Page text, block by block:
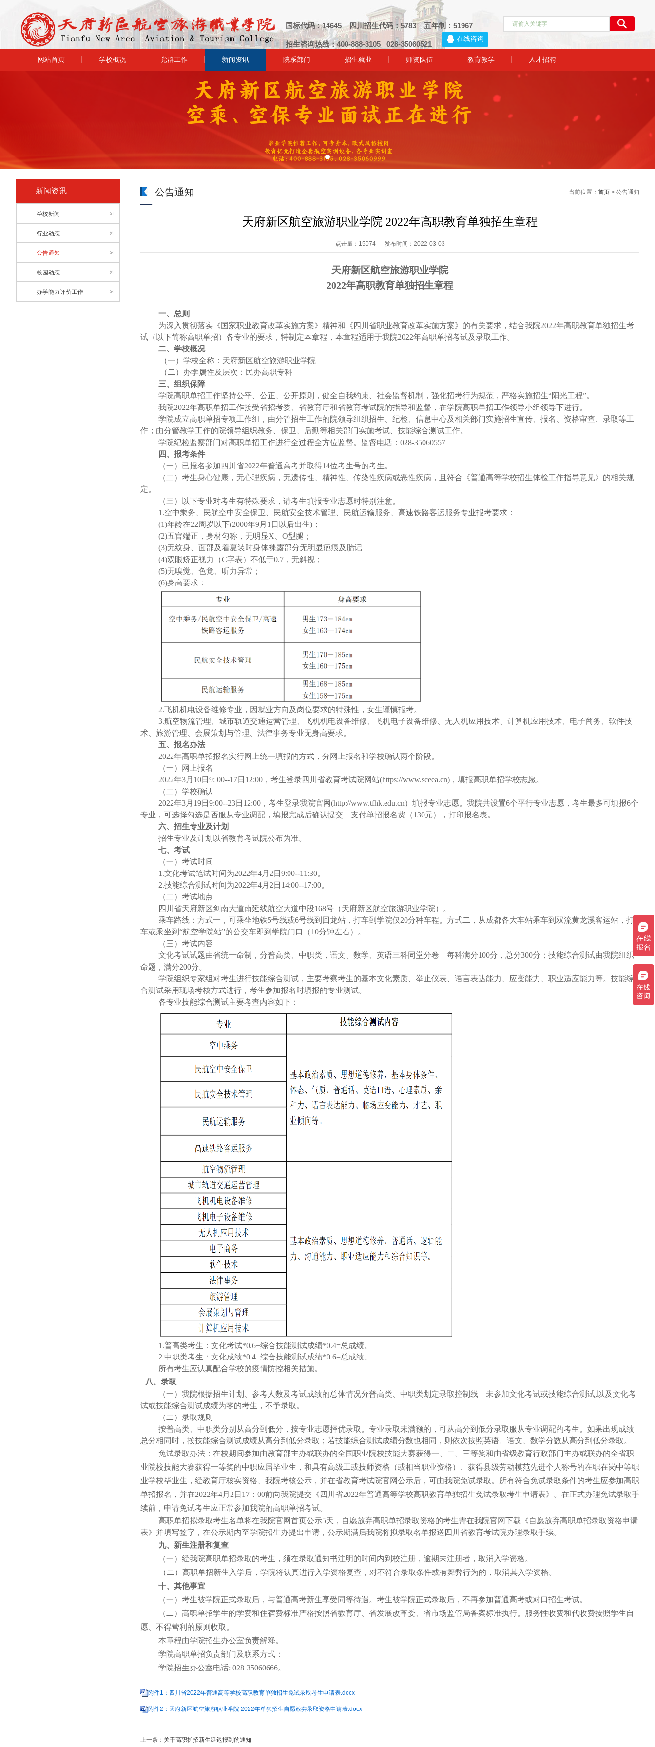
国标代码：14645 四川招生代码：5783 五年制：51967
招生咨询热线：400-888-3105 028-35060521
网站首页 学校概况 党群工作 新闻资讯 院系部门 招生就业 师资队伍 教育教学 人才招聘
新闻资讯
学校新闻
行业动态
公告通知
校园动态
办学能力评价工作
公告通知 当前位置： 首页 > 公告通知
天府新区航空旅游职业学院 2022年高职教育单独招生章程
点击量：15074 发布时间：2022-03-03
天府新区航空旅游职业学院
2022年高职教育单独招生章程
一、 总则
为深入贯彻落实《国家职业教育改革实施方案》精神和《四川省职业教育改革实施方案》的有关要求，结合我院2022年高职教育单独招生考
试（以下简称高职单招）各专业的要求，特制定本章程，本章程适用于我院2022年高职单招考试及录取工作。
二、 学校概况
（一） 学校全称：天府新区航空旅游职业学院
（二） 办学属性及层次：民办高职专科
三、组织保障
学院高职单招工作坚持公平、公正、公开原则，健全自我约束、社会监督机制，强化招考行为规范，严格实施招生“阳光工程”。
我院2022年高职单招工作接受省招考委、省教育厅和省教育考试院的指导和监督，在学院高职单招工作领导小组领导下进行。
学院成立高职单招专项工作组，由分管招生工作的院领导组织招生、纪检、信息中心及相关部门实施招生宣传、报名、资格审查、录取等工
作；由分管教学工作的院领导组织教务、保卫、后勤等相关部门实施考试、技能综合测试工作。
学院纪检监察部门对高职单招工作进行全过程全方位监督。监督电话：028-35060557
四、报考条件
（一）已报名参加四川省2022年普通高考并取得14位考生号的考生。
（二）考生身心健康，无心理疾病，无遗传性、精神性、传染性疾病或恶性疾病，且符合《普通高等学校招生体检工作指导意见》的相关规
定。
（三）以下专业对考生有特殊要求，请考生填报专业志愿时特别注意。
1.空中乘务、民航空中安全保卫、民航安全技术管理、民航运输服务、高速铁路客运服务专业报考要求：
(1)年龄在22周岁以下(2000年9月1日以后出生)；
(2)五官端正，身材匀称，无明显X、O型腿；
(3)无纹身、面部及着夏装时身体裸露部分无明显疤痕及胎记；
(4)双眼矫正视力（C字表）不低于0.7，无斜视；
(5)无嗅觉、色觉、听力异常；
(6)身高要求：
2.飞机机电设备维修专业，因就业方向及岗位要求的特殊性，女生谨慎报考。
3.航空物流管理、城市轨道交通运营管理、飞机机电设备维修、飞机电子设备维修、无人机应用技术、计算机应用技术、电子商务、软件技
术、旅游管理、会展策划与管理、法律事务专业无身高要求。
五、报名办法
2022年高职单招报名实行网上统一填报的方式，分网上报名和学校确认两个阶段。
（一）网上报名
2022年3月10日9: 00--17日12:00，考生登录四川省教育考试院网站(https://www.sceea.cn)，填报高职单招学校志愿。
（二）学校确认
2022年3月19日9:00--23日12:00，考生登录我院官网(http://www.tfhk.edu.cn）填报专业志愿。我院共设置6个平行专业志愿，考生最多可填报6个
专业，可选择勾选是否服从专业调配，填报完成后确认提交，支付单招报名费（130元），打印报名表。
六、招生专业及计划
招生专业及计划以省教育考试院公布为准。
七、考试
（一） 考试时间
1.文化考试笔试时间为2022年4月2日9:00--11:30。
2.技能综合测试时间为2022年4月2日14:00--17:00。
（二） 考试地点
四川省天府新区剑南大道南延线航空大道中段168号（天府新区航空旅游职业学院）。
乘车路线：方式一，可乘坐地铁5号线或6号线到回龙站，打车到学院仅20分种车程。方式二，从成都各大车站乘车到双流黄龙溪客运站，打
车或乘坐到“航空学院站”的公交车即到学院门口（10分钟左右）。
（三）考试内容
文化考试试题由省统一命制，分普高类、中职类，语文、数学、英语三科同堂分卷，每科满分100分，总分300分；技能综合测试由我院组织
命题，满分200分。
学院组织专家组对考生进行技能综合测试，主要考察考生的基本文化素质、举止仪表、语言表达能力、应变能力、职业适应能力等。技能综
合测试采用现场考核方式进行，考生参加报名时填报的专业测试。
各专业技能综合测试主要考查内容如下：
1.普高类考生：文化考试*0.6+综合技能测试成绩*0.4=总成绩。
2.中职类考生：文化成绩*0.4+综合技能测试成绩*0.6=总成绩。
所有考生应认真配合学校的疫情防控相关措施。
八、 录取
（一）我院根据招生计划、参考人数及考试成绩的总体情况分普高类、中职类划定录取控制线，未参加文化考试或技能综合测试,以及文化考
试或技能综合测试成绩为零的考生，不予录取。
（二）录取规则
按普高类、中职类分别从高分到低分，按专业志愿择优录取。专业录取未满额的，可从高分到低分录取服从专业调配的考生。如果出现成绩
总分相同时，按技能综合测试成绩从高分到低分录取；若技能综合测试成绩分数也相同，则依次按照英语、语文、数学分数从高分到低分录取。
免试录取办法：在校期间参加由教育部主办或联办的全国职业院校技能大赛获得一、二、三等奖和由省级教育行政部门主办或联办的全省职
业院校技能大赛获得一等奖的中职应届毕业生，和具有高级工或技师资格（或相当职业资格）、获得县级劳动模范先进个人称号的在职在岗中等职
业学校毕业生，经教育厅核实资格、我院考核公示，并在省教育考试院官网公示后，可由我院免试录取。所有符合免试录取条件的考生应参加高职
单招报名，并在2022年4月2日17：00前向我院提交《四川省2022年普通高等学校高职教育单独招生免试录取考生申请表》。在正式办理免试录取手
续前，申请免试考生应正常参加我院的高职单招考试。
高职单招拟录取考生名单将在我院官网首页公示5天，自愿放弃高职单招录取资格的考生需在我院官网下载《自愿放弃高职单招录取资格申请
表》并填写签字，在公示期内至学院招生办提出申请，公示期满后我院将拟录取名单报送四川省教育考试院办理录取手续。
九、新生注册和复查
（一）经我院高职单招录取的考生，须在录取通知书注明的时间内到校注册，逾期未注册者，取消入学资格。
（二）高职单招新生入学后，学院将认真进行入学资格复查，对不符合录取条件或有舞弊行为的，取消其入学资格。
十、其他事宜
（一）考生被学院正式录取后，与普通高考新生享受同等待遇。考生被学院正式录取后，不再参加普通高考或对口招生考试。
（二）高职单招学生的学费和住宿费标准严格按照省教育厅、省发展改革委、省市场监管局备案标准执行。服务性收费和代收费按照学生自
愿、不得营利的原则收取。
本章程由学院招生办公室负责解释。
学院高职单招负责部门及联系方式：
学院招生办公室电话: 028-35060666。
附件1：四川省2022年普通高等学校高职教育单独招生免试录取考生申请表.docx
附件2：天府新区航空旅游职业学院 2022年单独招生自愿放弃录取资格申请表.docx
上一条： 关于高职扩招新生延迟报到的通知